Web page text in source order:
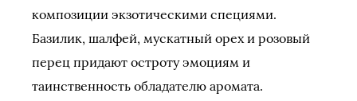
композиции экзотическими специями.
Базилик, шалфей, мускатный орех и розовый
перец придают остроту эмоциям и
таинственность обладателю аромата.